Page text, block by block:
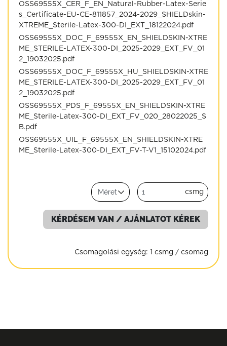
OSS69555X_CER_F_EN_Natural-Rubber-Latex-Serie
s_Certificate-EU-CE-811857_2024-2029_SHIELDskin-
XTREME_Sterile-Latex-300-DI_EXT_18122024.pdf
OSS69555X_DOC_F_69555X_EN_SHIELDSKIN-XTRE
ME_STERILE-LATEX-300-DI_2025-2029_EXT_FV_01
2_19032025.pdf
OSS69555X_DOC_F_69555X_HU_SHIELDSKIN-XTRE
ME_STERILE-LATEX-300-DI_2025-2029_EXT_FV_01
2_19032025.pdf
OSS69555X_PDS_F_69555X_EN_SHIELDSKIN-XTRE
ME_Sterile-Latex-300-DI_EXT_FV_020_28022025_S
B.pdf
OSS69555X_UIL_F_69555X_EN_SHIELDSKIN-XTRE
ME_Sterile-Latex-300-DI_EXT_FV-T-V1_15102024.pdf
csmg
KÉRDÉSEM VAN / AJÁNLATOT KÉREK
Csomagolási egység: 1 csmg / csomag